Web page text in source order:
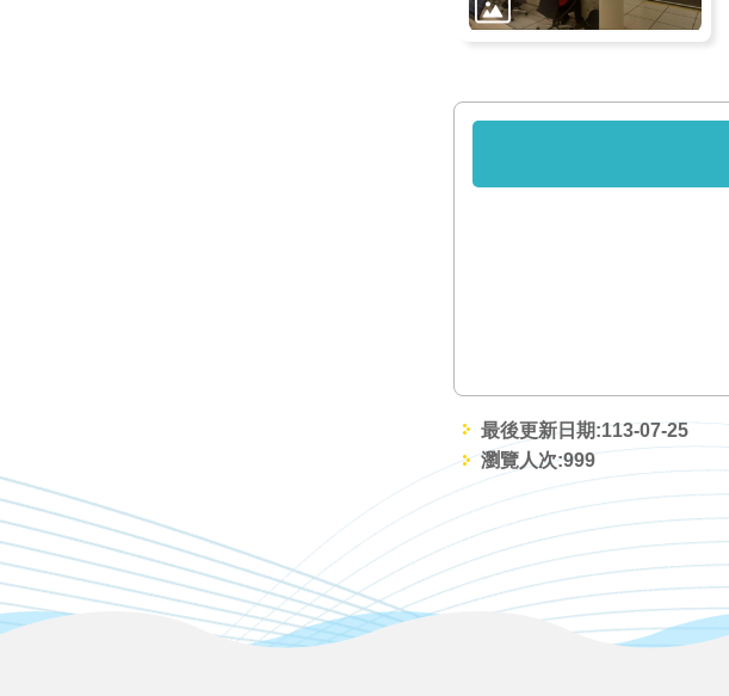
最後更新日期:113-07-25
瀏覽人次:999